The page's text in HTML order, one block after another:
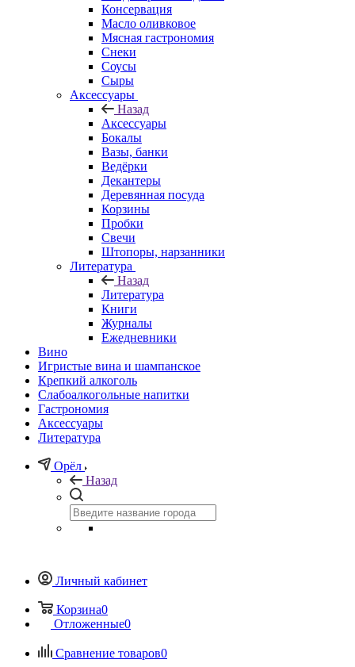
Консервация
Масло оливковое
Мясная гастрономия
Снеки
Соусы
Сыры
Аксессуары
Назад
Аксессуары
Бокалы
Вазы, банки
Ведёрки
Декантеры
Деревянная посуда
Корзины
Пробки
Свечи
Штопоры, нарзанники
Литература
Назад
Литература
Книги
Журналы
Ежедневники
Вино
Игристые вина и шампанское
Крепкий алкоголь
Слабоалкогольные напитки
Гастрономия
Аксессуары
Литература
Орёл
Назад
Личный кабинет
Корзина0
Отложенные0
Сравнение товаров0